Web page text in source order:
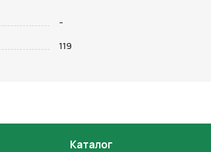
-
119
Каталог
Отправить
вы даете